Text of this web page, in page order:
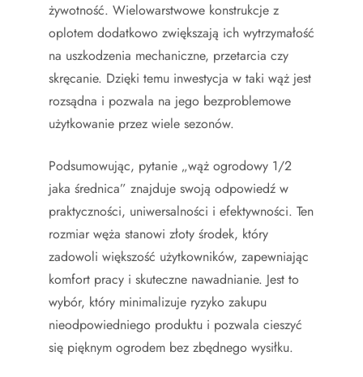
żywotność. Wielowarstwowe konstrukcje z
oplotem dodatkowo zwiększają ich wytrzymałość
na uszkodzenia mechaniczne, przetarcia czy
skręcanie. Dzięki temu inwestycja w taki wąż jest
rozsądna i pozwala na jego bezproblemowe
użytkowanie przez wiele sezonów.
Podsumowując, pytanie „wąż ogrodowy 1/2
jaka średnica” znajduje swoją odpowiedź w
praktyczności, uniwersalności i efektywności. Ten
rozmiar węża stanowi złoty środek, który
zadowoli większość użytkowników, zapewniając
komfort pracy i skuteczne nawadnianie. Jest to
wybór, który minimalizuje ryzyko zakupu
nieodpowiedniego produktu i pozwala cieszyć
się pięknym ogrodem bez zbędnego wysiłku.